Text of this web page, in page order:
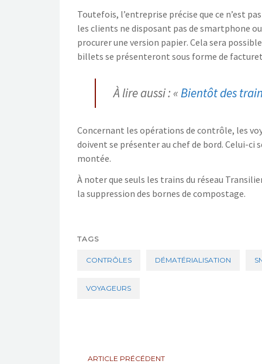
Toutefois, l’entreprise précise que ce n’est
les clients ne disposant pas de smartphone
procurerune version papier. Cela sera possible
billets se présenteront sous forme de
À lire aussi : «Bientôt des
Concernant les opérations de contrôle, les
doivent se présenter au chef de bord. Celui-ci
montée.
À noter que seuls les trains du réseau
la suppression des bornes de compostage.
TAGS
CONTRÔLES DÉMATÉRIALISATION
VOYAGEURS
ARTICLE PRÉCÉDENT